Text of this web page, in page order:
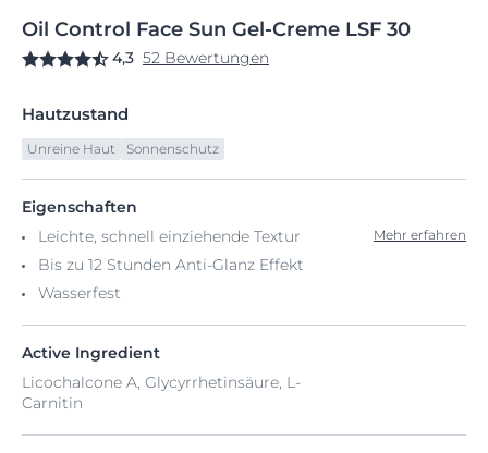
Oil Control Face Sun Gel-Creme LSF 30
4,3 52 Bewertungen
Hautzustand
Unreine Haut Sonnenschutz
Eigenschaften
Leichte, schnell einziehende Textur
Bis zu 12 Stunden Anti-Glanz Effekt
Wasserfest
Mehr erfahren
Active Ingredient
Licochalcone A, Glycyrrhetinsäure, L-
Carnitin